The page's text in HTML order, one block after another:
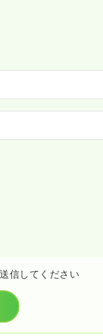
信してください